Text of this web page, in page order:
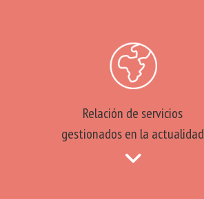
Relación de servicios
gestionados en la actualidad